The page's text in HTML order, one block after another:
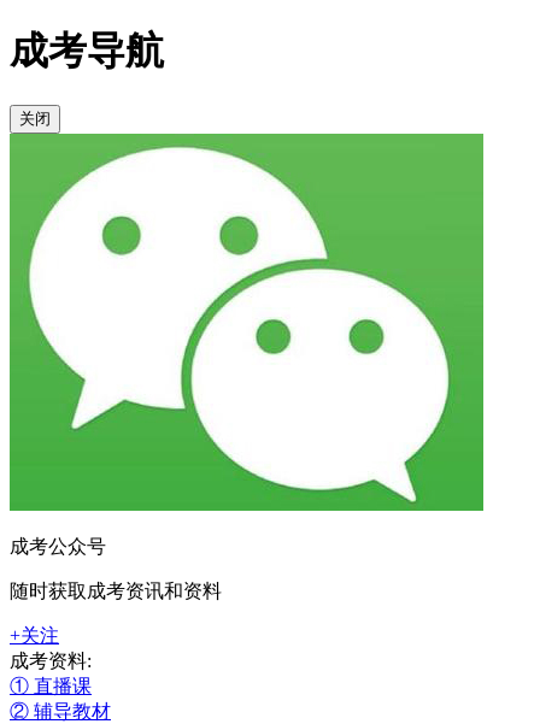
成考导航
关闭
成考公众号
随时获取成考资讯和资料
+关注
成考资料:
① 直播课
② 辅导教材